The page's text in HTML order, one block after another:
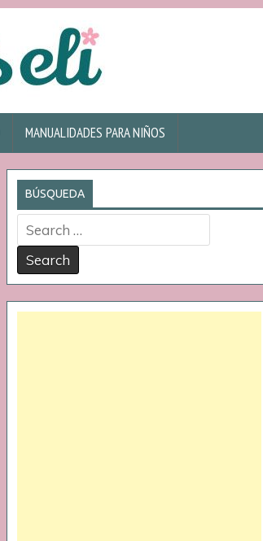
MANUALIDADES PARA NIÑOS
BÚSQUEDA
Search
for: